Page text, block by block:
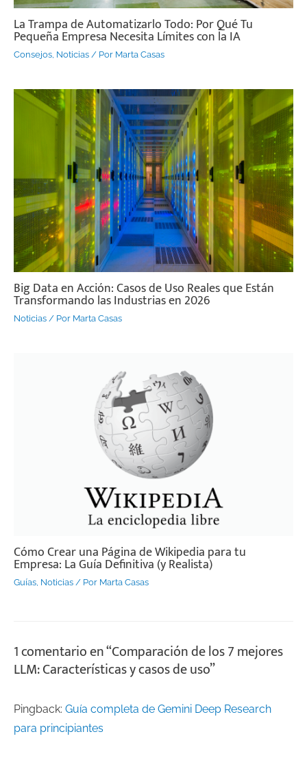
La Trampa de Automatizarlo Todo: Por Qué Tu
Pequeña Empresa Necesita Límites con la IA
Consejos Noticias / Por Marta Casas
Big Data en Acción: Casos de Uso Reales que Están
Transformando las Industrias en 2026
Noticias / Por Marta Casas
Cómo Crear una Página de Wikipedia para tu
Empresa: La Guía Definitiva (y Realista)
Guías Noticias / Por Marta Casas
1 comentario en “Comparación de los 7 mejores
LLM: Características y casos de uso”
Pingback: Guía completa de Gemini Deep Research
para principiantes